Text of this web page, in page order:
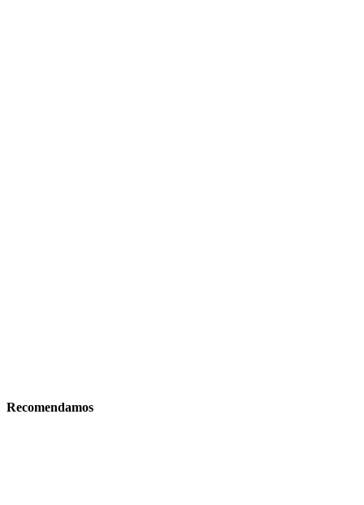
Recomendamos